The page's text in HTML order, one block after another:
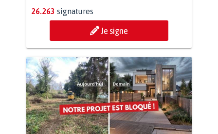
26.263 signatures
Je signe